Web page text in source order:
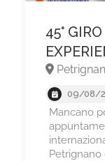
​45°
09/08/
Mancano
Petrignano